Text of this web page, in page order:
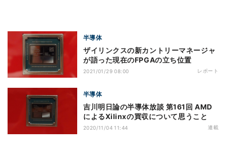
半導体
ザイリンクスの新カントリーマネージャ
が語った現在のFPGAの立ち位置
2021/01/29 08:00 レポート
半導体
吉川明日論の半導体放談 第161回 AMD
によるXilinxの買収について思うこと
2020/11/04 11:44 連載